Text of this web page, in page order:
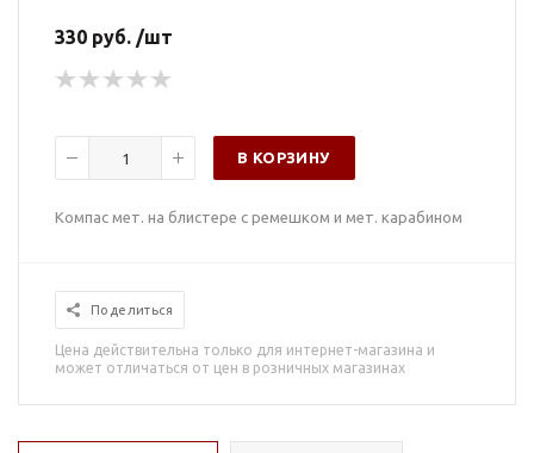
330 руб. /шт
В КОРЗИНУ
Компас мет. на блистере с ремешком и мет. карабином
Поделиться
Цена действительна только для интернет-магазина и
может отличаться от цен в розничных магазинах